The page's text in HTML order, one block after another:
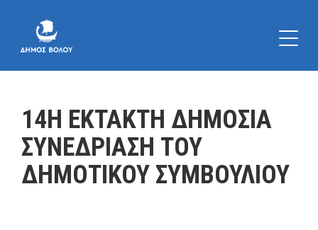
14Η ΕΚΤΑΚΤΗ ΔΗΜΟΣΙΑ
ΣΥΝΕΔΡΙΑΣΗ ΤΟΥ
ΔΗΜΟΤΙΚΟΥ ΣΥΜΒΟΥΛΙΟΥ